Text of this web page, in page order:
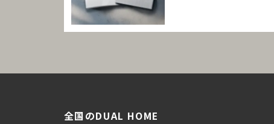
全国のDUAL HOME